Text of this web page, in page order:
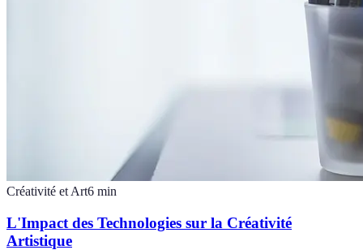
Créativité et Art6 min
L'Impact des Technologies sur la Créativité
Artistique